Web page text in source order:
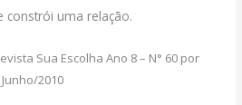
constrói uma relação.
Sua Escolha Ano 8 – N° 60 por
2010